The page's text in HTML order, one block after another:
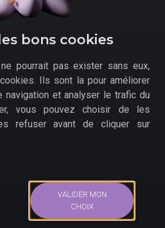
avec laconsole Switch édition
du plombier italien, Super Mario
bons cookies
pourrait pas exister sans eux,
Ils sont la pour améliorer
navigation et analyser le trafic du
vous pouvez choisir de les
refuser avant de cliquer sur
VALIDER MON
CHOIX